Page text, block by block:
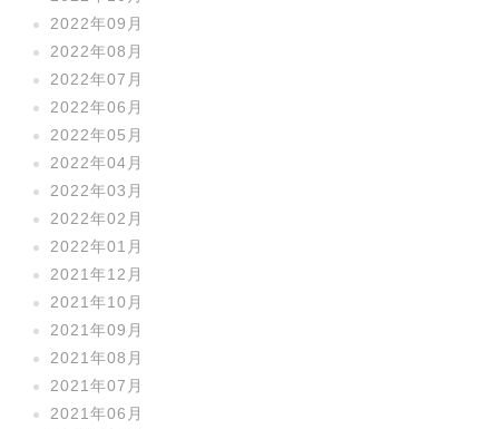
2022年09月
2022年08月
2022年07月
2022年06月
2022年05月
2022年04月
2022年03月
2022年02月
2022年01月
2021年12月
2021年10月
2021年09月
2021年08月
2021年07月
2021年06月